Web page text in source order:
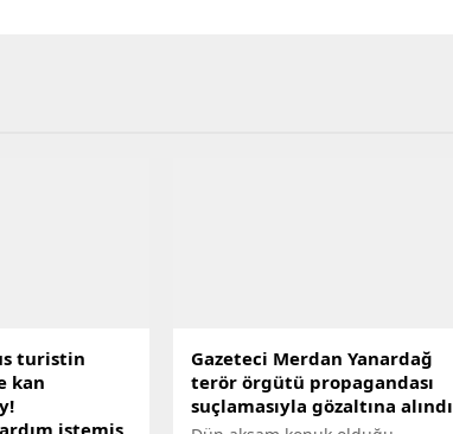
turistin
kan
Gazeteci Merdan Yanardağ
terör örgütü propagandası
suçlamasıyla gözaltına alındı